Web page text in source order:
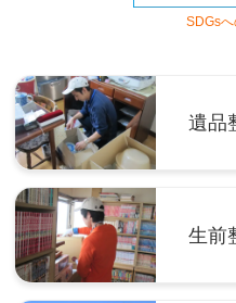
SDGs
遺品
生前